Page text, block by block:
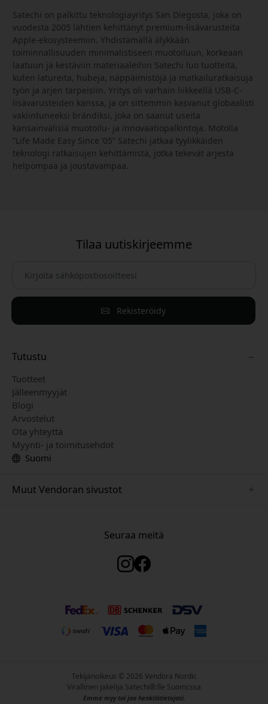
Satechi on palkittu teknologiayritys San Diegosta, joka on
vuodesta 2005 lähtien kehittänyt premium-lisävarusteita
Apple-ekosysteemiin. Yhdistämällä älykkään
toiminnallisuuden minimalistiseen muotoiluun, korkeaan
laatuun ja kestäviin materiaaleihin Satechi luo tuotteita,
kuten latureita, hubeja, näppäimistöjä ja matkailuratkaisuja
työn ja arjen tarpeisiin. Yritys oli varhain liikkeellä USB-C-
lisävarusteiden kanssa, ja on sittemmin kasvanut globaalisti
vakiintuneeksi brändiksi, joka on saanut useita
kansainvälisiä muotoilu- ja innovaatiopalkintoja. Motolla
”Life Made Easy Since ’05” Satechi jatkaa tyylikkäiden
teknologi ratkaisujen kehittämistä, jotka tekevät arjesta
helpompaa ja joustavampaa.
Tilaa uutiskirjeemme
Rekisteröidy
Tutustu
Tuotteet
Jälleenmyyjät
Blogi
Arvostelut
Ota yhteyttä
Myynti- ja toimitusehdot
Suomi
Muut Vendoran sivustot
Seuraa meitä
Tekijänoikeus © 2026 Vendora Nordic
Virallinen jakelija Satechi®:lle Suomi:ssa
Emme myy tai jaa henkilötietojasi.